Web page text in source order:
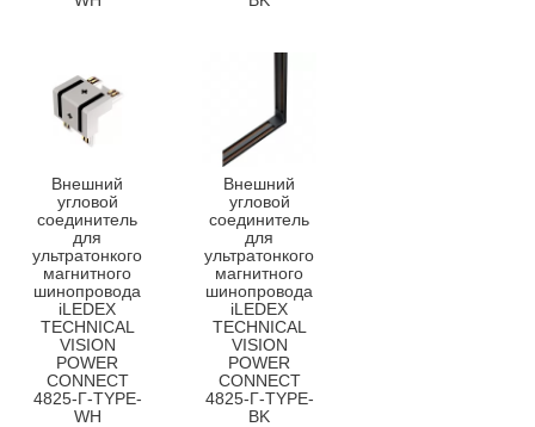
Внешний
угловой
соединитель
для
ультратонкого
магнитного
шинопровода
iLEDEX
TECHNICAL
VISION
POWER
CONNECT
4825-Г-TYPE-
WH
Внешний
угловой
соединитель
для
ультратонкого
магнитного
шинопровода
iLEDEX
TECHNICAL
VISION
POWER
CONNECT
4825-Г-TYPE-
BK